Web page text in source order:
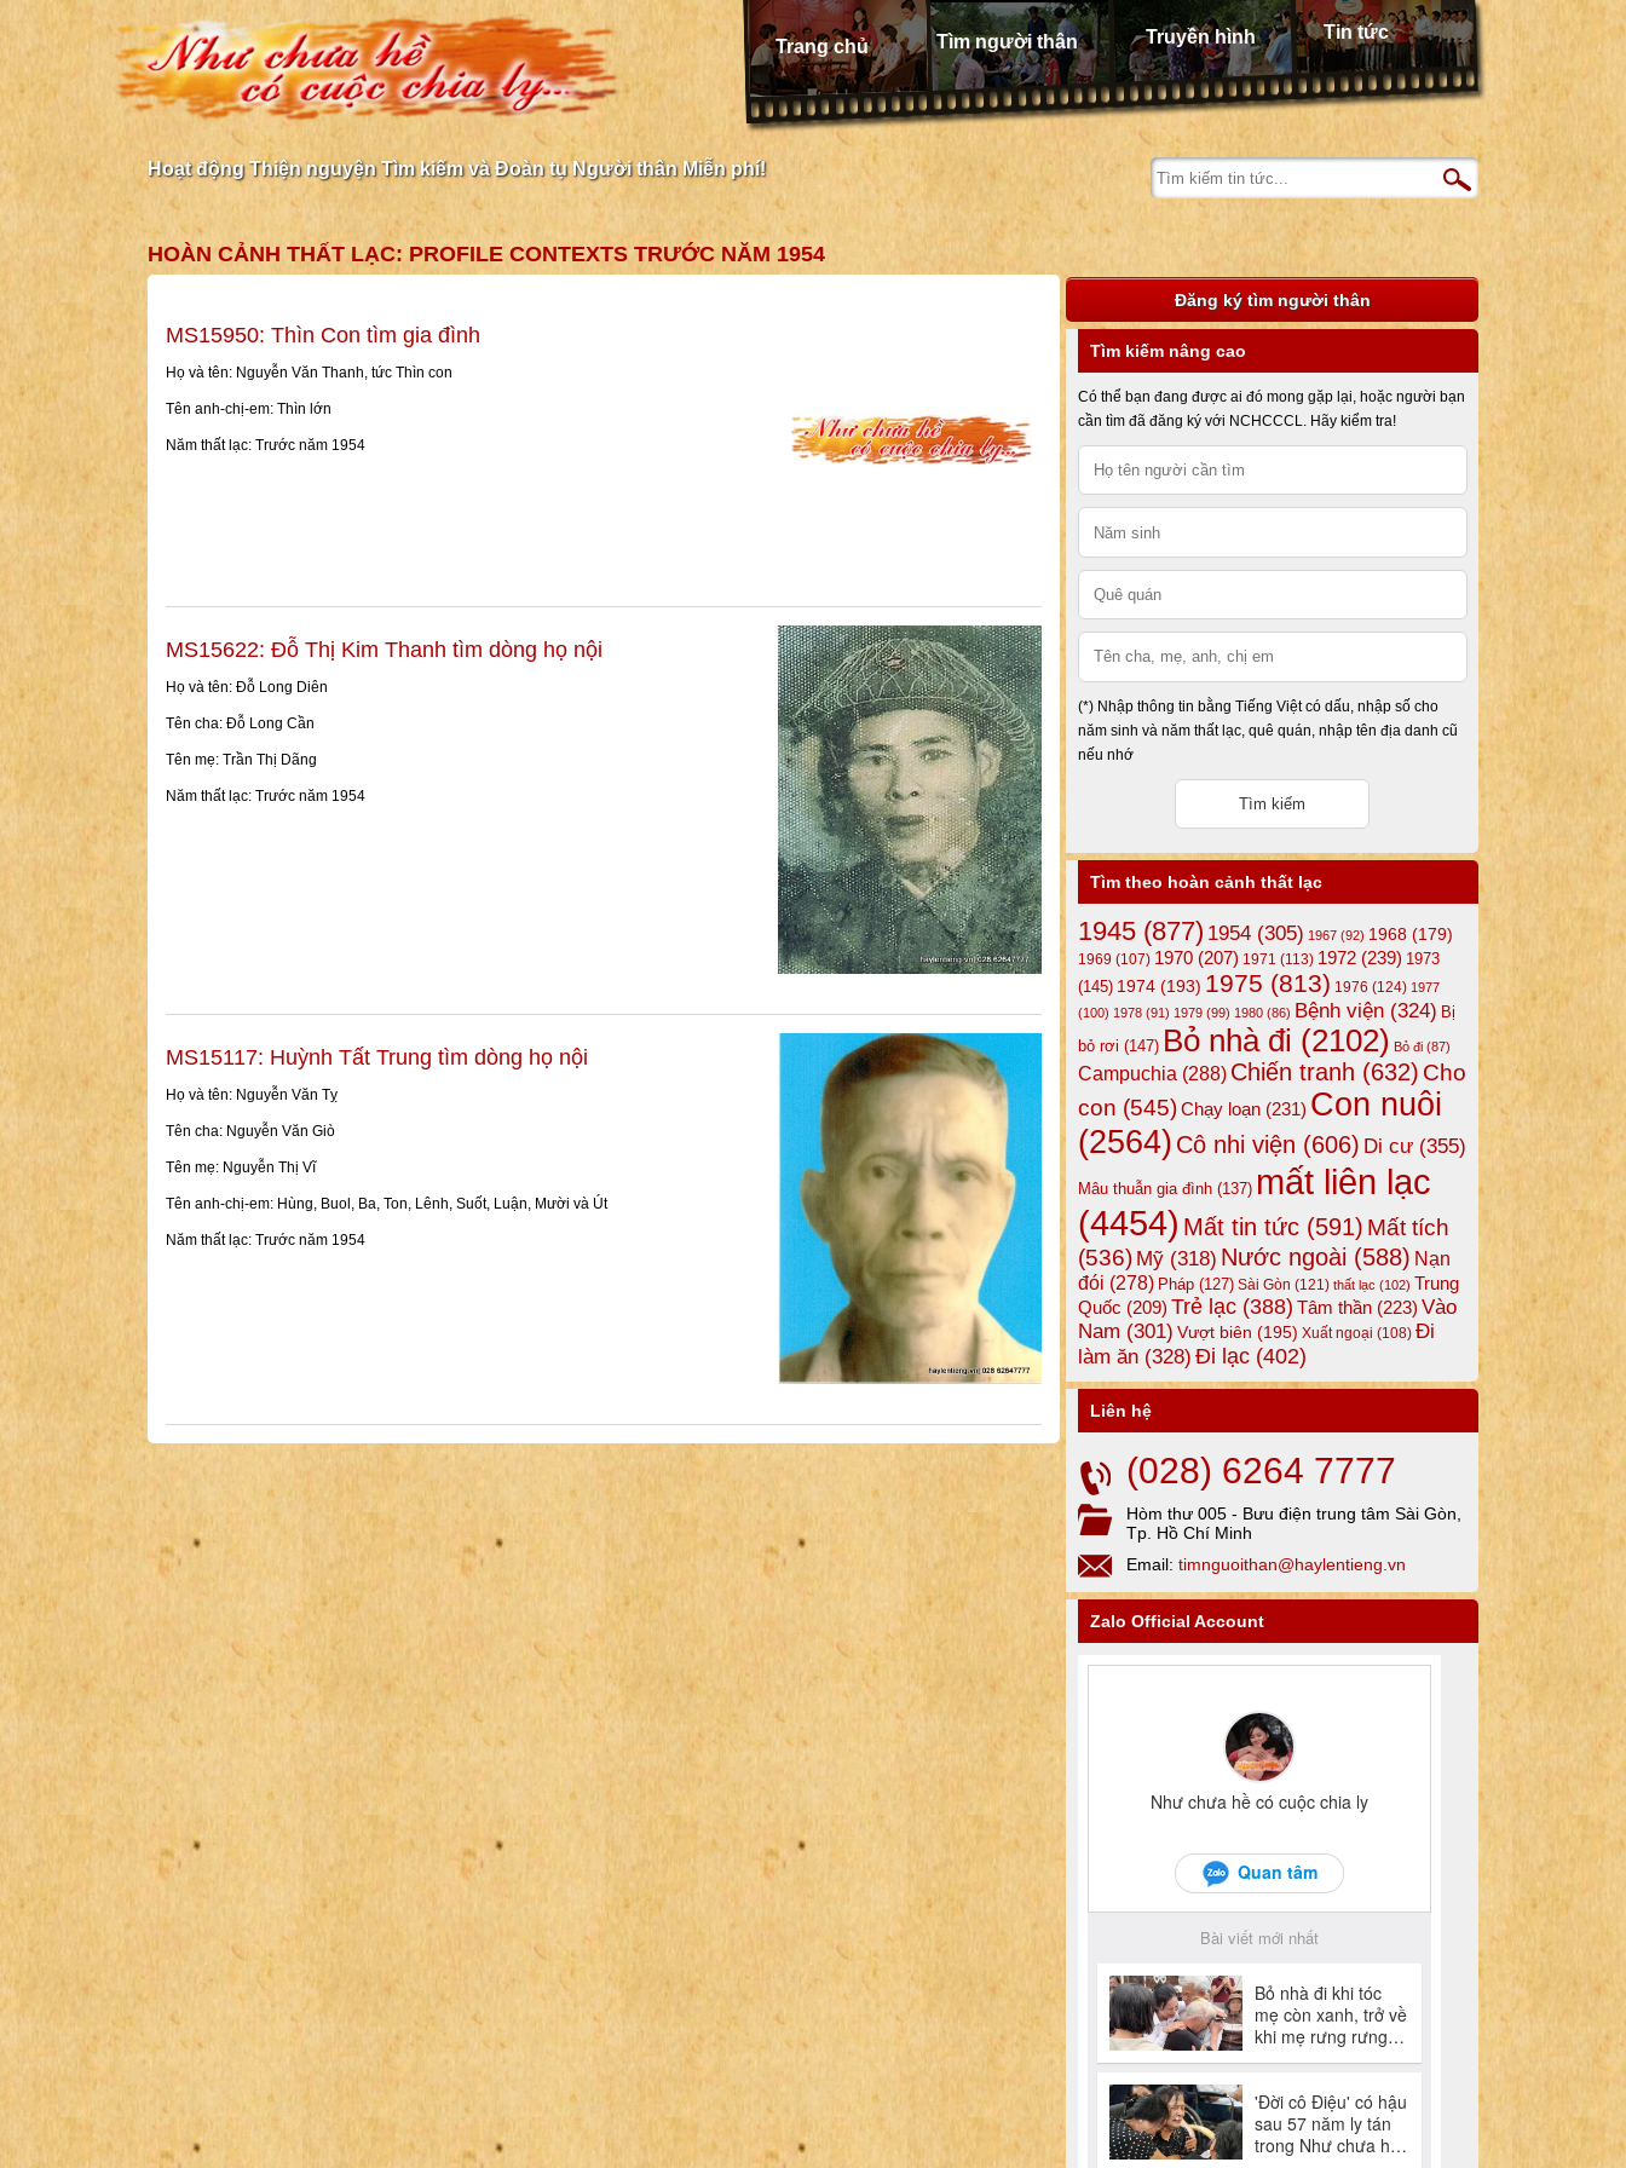
Trang chủ Tìm người thân Truyền hình Tin tức
Hoạt động Thiện nguyện Tìm kiếm và Đoàn tụ Người thân Miễn phí!
HOÀN CẢNH THẤT LẠC: PROFILE CONTEXTS TRƯỚC NĂM 1954
MS15950: Thìn Con tìm gia đình
Họ và tên: Nguyễn Văn Thanh, tức Thìn con
Tên anh-chị-em: Thìn lớn
Năm thất lạc: Trước năm 1954
MS15622: Đỗ Thị Kim Thanh tìm dòng họ nội
Họ và tên: Đỗ Long Diên
Tên cha: Đỗ Long Cần
Tên mẹ: Trần Thị Dãng
Năm thất lạc: Trước năm 1954
MS15117: Huỳnh Tất Trung tìm dòng họ nội
Họ và tên: Nguyễn Văn Tỵ
Tên cha: Nguyễn Văn Giò
Tên mẹ: Nguyễn Thị Vĩ
Tên anh-chị-em: Hùng, Buol, Ba, Ton, Lênh, Suốt, Luận, Mười và Út
Năm thất lạc: Trước năm 1954
Đăng ký tìm người thân
Tìm kiếm nâng cao
Có thể bạn đang được ai đó mong gặp lại, hoặc người bạn
cần tìm đã đăng ký với NCHCCCL. Hãy kiểm tra!
(*) Nhập thông tin bằng Tiếng Việt có dấu, nhập số cho
năm sinh và năm thất lạc, quê quán, nhập tên địa danh cũ
nếu nhớ
Tìm theo hoàn cảnh thất lạc
1945 (877) 1954 (305) 1967 (92) 1968 (179)
1969 (107) 1970 (207) 1971 (113) 1972 (239) 1973
(145) 1974 (193) 1975 (813) 1976 (124) 1977
(100) 1978 (91) 1979 (99) 1980 (86) Bệnh viện (324) Bị
bỏ rơi (147) Bỏ nhà đi (2102) Bỏ đi (87)
Campuchia (288) Chiến tranh (632) Cho
con (545)Chạy loạn (231) Con nuôi
(2564) Cô nhi viện (606) Di cư (355)
Mâu thuẫn gia đình (137) mất liên lạc
(4454) Mất tin tức (591) Mất tích
(536) Mỹ (318) Nước ngoài (588) Nạn
đói (278) Pháp (127) Sài Gòn (121) thất lạc (102) Trung
Quốc (209) Trẻ lạc (388) Tâm thần (223) Vào
Nam (301) Vượt biên (195) Xuất ngoại (108) Đi
làm ăn (328) Đi lạc (402)
Liên hệ
(028) 6264 7777
Hòm thư 005 - Bưu điện trung tâm Sài Gòn,
Tp. Hồ Chí Minh
Email: timnguoithan@haylentieng.vn
Zalo Official Account